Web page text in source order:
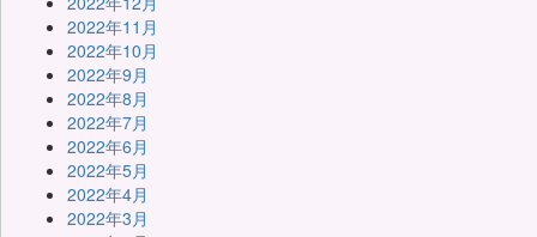
2022年11月
2022年10月
2022年9月
2022年8月
2022年7月
2022年6月
2022年5月
2022年4月
2022年3月